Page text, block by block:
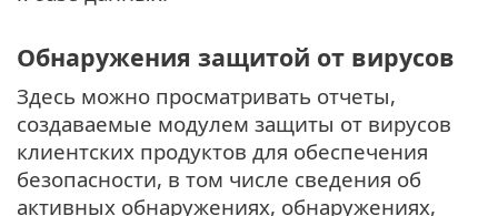
Обнаружения защитой от вирусов
Здесь можно просматривать отчеты,
создаваемые модулем защиты от вирусов
клиентских продуктов для обеспечения
безопасности, в том числе сведения об
активных обнаружениях, обнаружениях,